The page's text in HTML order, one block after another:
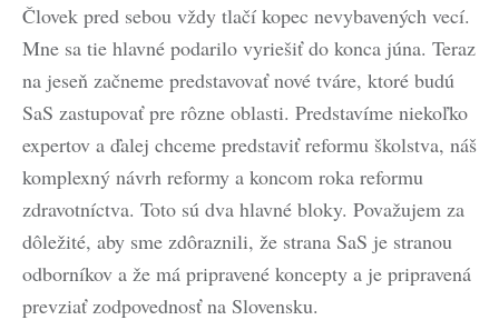
Človek pred sebou vždy tlačí kopec nevybavených vecí.
Mne sa tie hlavné podarilo vyriešiť do konca júna. Teraz
na jeseň začneme predstavovať nové tváre, ktoré budú
SaS zastupovať pre rôzne oblasti. Predstavíme niekoľko
expertov a ďalej chceme predstaviť reformu školstva, náš
komplexný návrh reformy a koncom roka reformu
zdravotníctva. Toto sú dva hlavné bloky. Považujem za
dôležité, aby sme zdôraznili, že strana SaS je stranou
odborníkov a že má pripravené koncepty a je pripravená
prevziať zodpovednosť na Slovensku.